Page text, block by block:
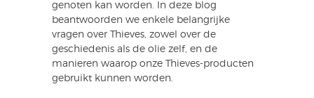
genoten kan worden. In deze blog
beantwoorden we enkele belangrijke
vragen over Thieves, zowel over de
geschiedenis als de olie zelf, en de
manieren waarop onze Thieves-producten
gebruikt kunnen worden.